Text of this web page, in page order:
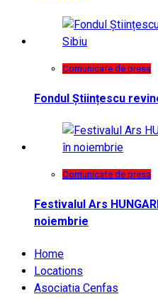
Comunicate de presa
Fondul Științescu
Comunicate de presa
Festivalul Ars
noiembrie
Home
Locations
Asociatia Cenfas